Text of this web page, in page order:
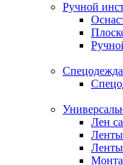
Ручной
Лен